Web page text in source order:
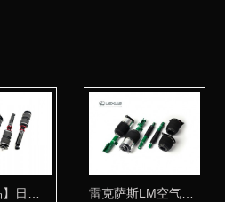
雷克萨斯LM空气悬挂整车套件